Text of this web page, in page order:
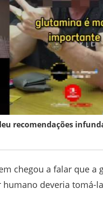
recomendações
chegou a falar que
deveria tomá-